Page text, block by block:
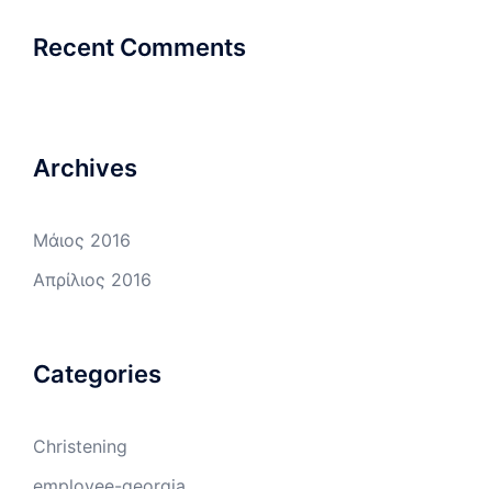
Recent Comments
Archives
Μάιος 2016
Απρίλιος 2016
Categories
Christening